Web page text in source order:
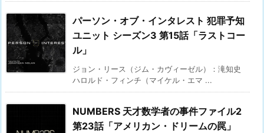
パーソン・オブ・インタレスト 犯罪予知
ユニット シーズン3 第15話「ラストコー
ル」
ジョン・リース（ジム・カヴィーゼル）：滝知史
ハロルド・フィンチ（マイケル・エマ ...
NUMBERS 天才数学者の事件ファイル2
第23話「アメリカン・ドリームの罠」